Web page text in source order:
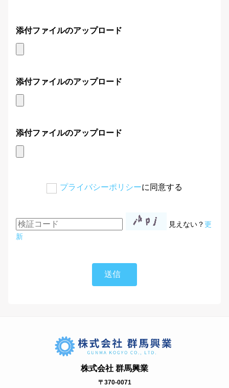
添付ファイルのアップロード
添付ファイルのアップロード
添付ファイルのアップロード
プライバシーポリシーに同意する
見えない？更
新
株式会社 群馬興業
〒370-0071